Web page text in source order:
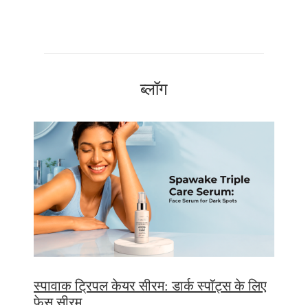
ब्लॉग
स्पावाक ट्रिपल केयर सीरम: डार्क स्पॉट्स के लिए